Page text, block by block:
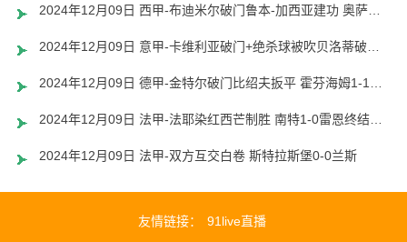
2024年12月09日 西甲-布迪米尔破门鲁本-加西亚建功 奥萨苏纳2-2阿拉维斯
2024年12月09日 法甲-法耶染红西芒制胜 南特1-0雷恩终结联赛十轮不胜
2024年12月09日 法甲-双方互交白卷 斯特拉斯堡0-0兰斯
友情链接： 91live直播